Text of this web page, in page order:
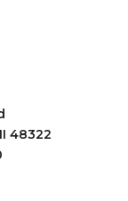
48322